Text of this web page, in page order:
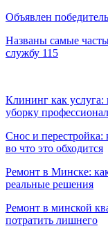
Объявлен
Названы самые
службу 115
Клининг как
уборку
Снос и
во что это обходится
Ремонт в Минске:
реальные решения
Ремонт в минской
потратить лишнего